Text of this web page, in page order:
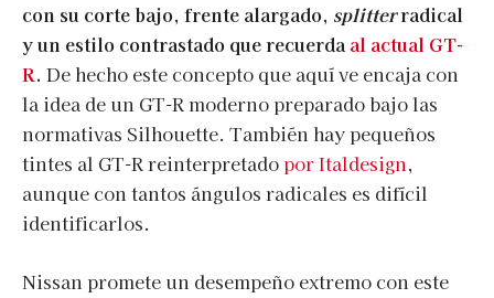
con su corte bajo, frente alargado, splitterradical
y un estilo contrastado que recuerdaal actual GT-
R. De hecho este concepto que aquí ve encaja con
la idea de un GT-R moderno preparado bajo las
normativas Silhouette. También hay pequeños
tintes al GT-R reinterpretadopor Italdesign,
aunque con tantos ángulos radicales es difícil
identificarlos.
Nissan promete un desempeño extremo con este